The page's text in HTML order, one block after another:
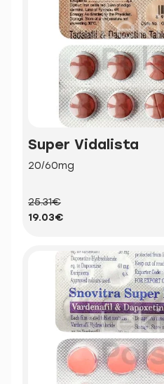
Super Vidalista
20/60mg
25.31€
19.03€